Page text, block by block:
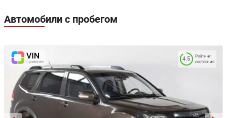
Автомобили с пробегом
Рейтинг
состояния
4.5